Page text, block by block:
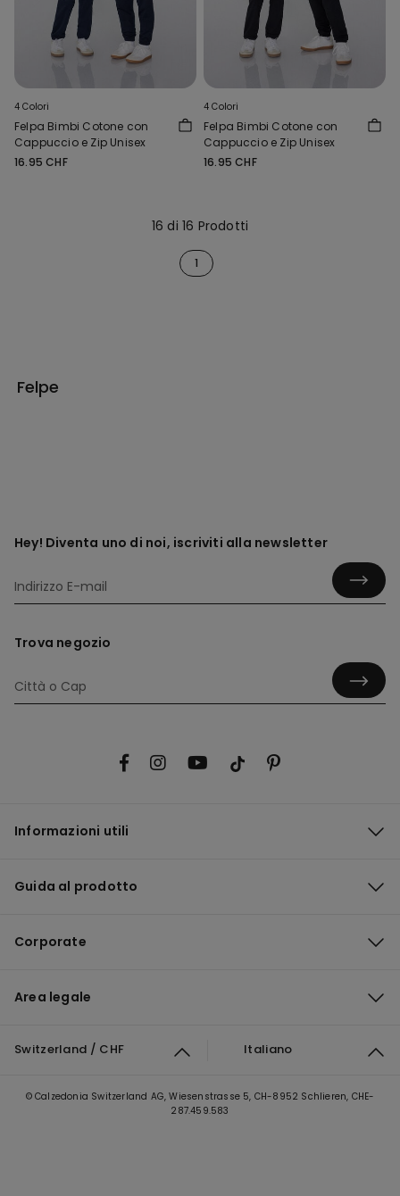
4 Colori
Felpa Bimbi Cotone con
Cappuccio e Zip Unisex
16.95 CHF
4 Colori
Felpa Bimbi Cotone con
Cappuccio e Zip Unisex
16.95 CHF
16 di 16 Prodotti
1
Felpe
Hey! Diventa uno di noi, iscriviti alla newsletter
Trova negozio
Informazioni utili
Guida al prodotto
Corporate
Area legale
Switzerland / CHF Italiano
© Calzedonia Switzerland AG, Wiesenstrasse 5, CH-8952 Schlieren, CHE-
287.459.583